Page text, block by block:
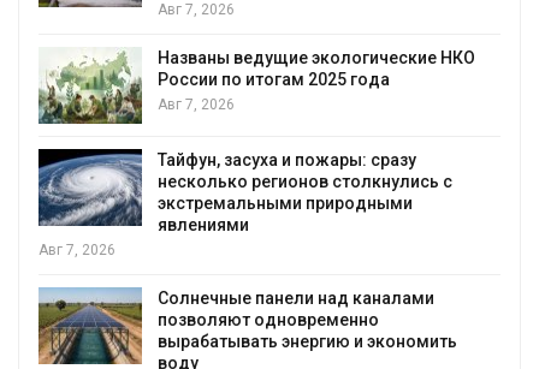
Авг 7, 2026
Названы ведущие экологические НКО
России по итогам 2025 года
Авг 7, 2026
Тайфун, засуха и пожары: сразу
несколько регионов столкнулись с
экстремальными природными
явлениями
Авг 7, 2026
Солнечные панели над каналами
позволяют одновременно
вырабатывать энергию и экономить
воду